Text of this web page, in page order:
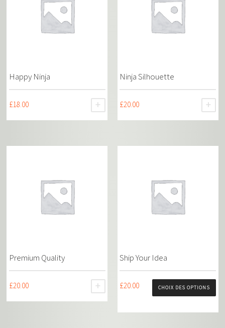
Happy Ninja
£18.00 AJOUTER AU PANIER
Ninja Silhouette
£20.00
Premium Quality
£20.00 AJOUTER AU PANIER
Ship Your Idea
£20.00 CHOIX DES OPTIONS